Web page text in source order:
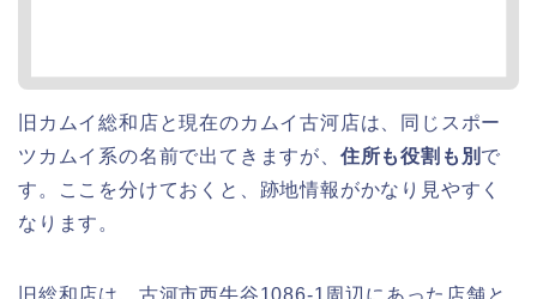
旧カムイ総和店と現在のカムイ古河店は、同じスポー
ツカムイ系の名前で出てきますが、 住所も役割も別 で
す。ここを分けておくと、跡地情報がかなり見やすく
なります。
旧総和店は、古河市西牛谷1086-1周辺にあった店舗と